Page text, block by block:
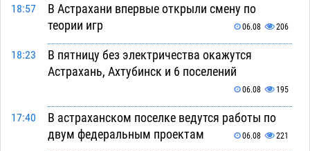
18:57
В Астрахани впервые открыли смену по
теории игр
06.08 206
18:23
В пятницу без электричества окажутся
Астрахань, Ахтубинск и 6 поселений
06.08 195
17:40
В астраханском поселке ведутся работы по
двум федеральным проектам
06.08 221